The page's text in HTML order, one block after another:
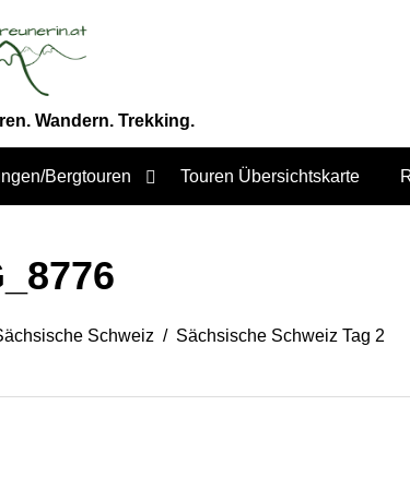
Wandern. Trekking.
Bergtouren Touren Übersichtskarte
Schweiz Sächsische Schweiz Tag 2